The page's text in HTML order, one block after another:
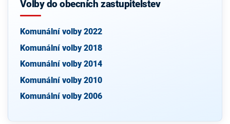
Volby do obecních zastupitelstev
Komunální volby 2022
Komunální volby 2018
Komunální volby 2014
Komunální volby 2010
Komunální volby 2006